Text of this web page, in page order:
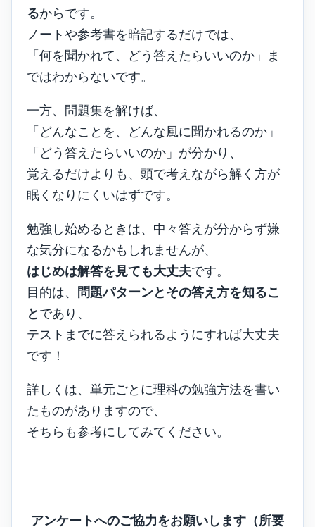
るからです。
ノートや参考書を暗記するだけでは、
「何を聞かれて、どう答えたらいいのか」ま
ではわからないです。
一方、問題集を解けば、
「どんなことを、どんな風に聞かれるのか」
「どう答えたらいいのか」が分かり、
覚えるだけよりも、頭で考えながら解く方が
眠くなりにくいはずです。
勉強し始めるときは、中々答えが分からず嫌
な気分になるかもしれませんが、
はじめは解答を見ても大丈夫です。
目的は、
問題パターンとその答え方を知るこ
とであり、
テストまでに答えられるようにすれば大丈夫
です！
詳しくは、単元ごとに理科の勉強方法を書い
たものがありますので、
そちらも参考にしてみてください。
アンケートへのご協力をお願いします（所要